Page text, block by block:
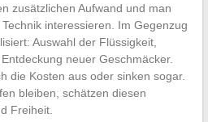
zusätzlichen Aufwand und man
interessieren. Im Gegenzug
Auswahl der Flüssigkeit,
neuer Geschmäcker.
die Kosten aus oder sinken sogar.
bleiben, schätzen diesen
Freiheit.